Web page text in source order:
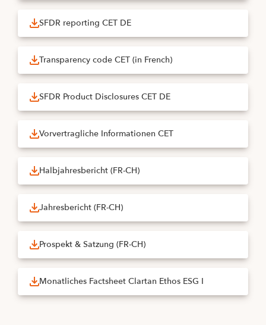
SFDR reporting CET DE
Transparency code CET (in French)
SFDR Product Disclosures CET DE
Vorvertragliche Informationen CET
Halbjahresbericht (FR-CH)
Jahresbericht (FR-CH)
Prospekt & Satzung (FR-CH)
Monatliches Factsheet Clartan Ethos ESG I